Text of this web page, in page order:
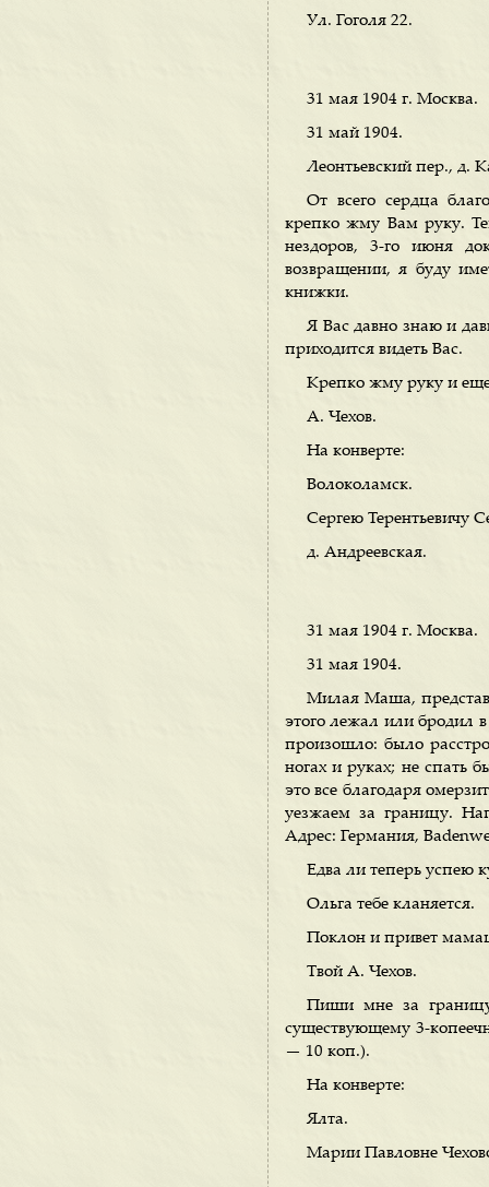
Ул. Гоголя 22.
31 мая 1904 г. Москва.
31 май 1904.
Леонтьевский пер., д.
От всего сердца
крепко жму Вам руку.
нездоров, 3-го июня
возвращении, я буду
книжки.
Я Вас давно знаю и
приходится видеть Вас.
Крепко жму руку и
А. Чехов.
На конверте:
Волоколамск.
Сергею Терентьевичу
д. Андреевская.
31 мая 1904 г. Москва.
31 мая 1904.
Милая Маша,
этого лежал или бродил
произошло: было
ногах и руках; не спать
это все благодаря
уезжаем за границу.
Адрес: Германия,
Едва ли теперь успею
Ольга тебе кланяется.
Поклон и привет
Твой А. Чехов.
Пиши мне за
существующему 3-
— 10 коп.).
На конверте:
Ялта.
Марии Павловне